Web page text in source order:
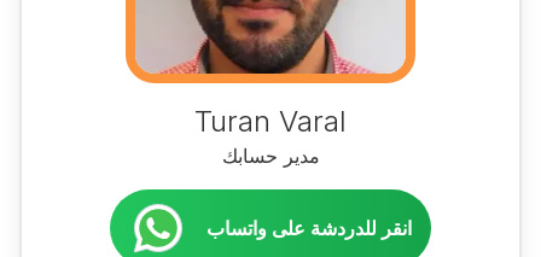
Turan Varal
مدير حسابك
انقر للدردشة على واتساب